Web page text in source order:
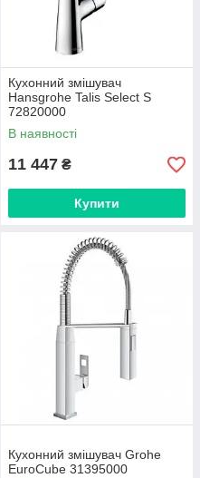
Кухонний змішувач
Hansgrohe Talis Select S
72820000
В наявності
11 447 ₴
Купити
Кухонний змішувач Grohe
EuroCube 31395000